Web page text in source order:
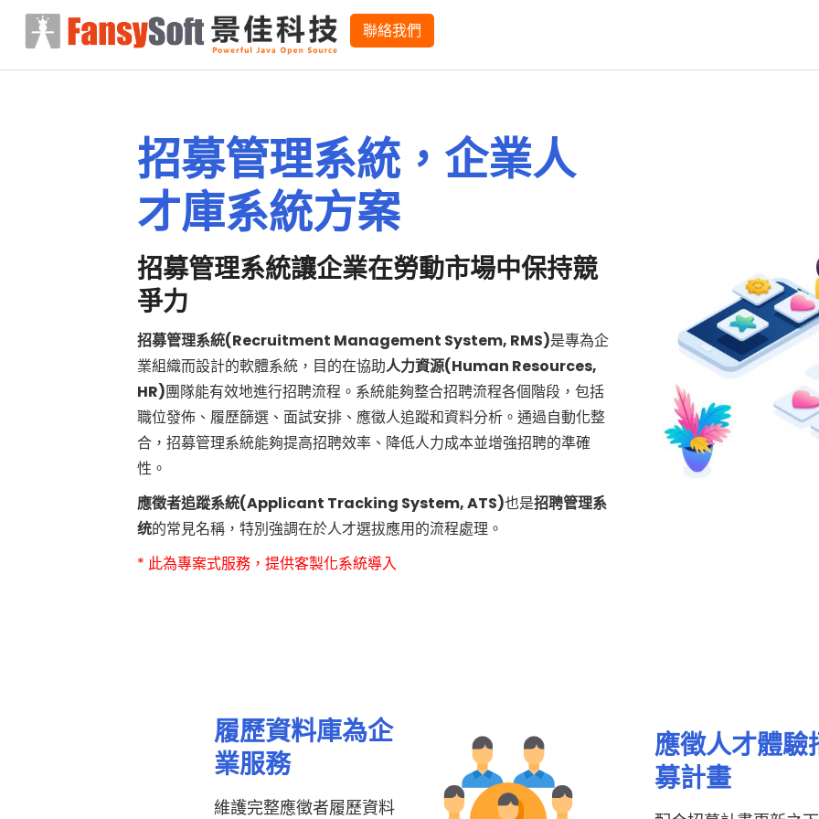
略過到內容
聯絡我們
招募管理系統，企業人
才庫系統方案
招募管理系統讓企業在勞動市場中保持競
爭力
招募管理系統(Recruitment Management System, RMS)是專為企
業組織而設計的軟體系統，目的在協助人力資源(Human Resources,
HR)團隊能有效地進行招聘流程。系統能夠整合招聘流程各個階段，包括
職位發佈、履歷篩選、面試安排、應徵人追蹤和資料分析。通過自動化整
合，招募管理系統能夠提高招聘效率、降低人力成本並增強招聘的準確
性。
應徵者追蹤系統(Applicant Tracking System, ATS)也是招聘管理系
统的常見名稱，特別強調在於人才選拔應用的流程處理。
* 此為專案式服務，提供客製化系統導入
履歷資料庫為企
業服務
維護完整應徵者履歷資料
應徵人才體驗
募計畫